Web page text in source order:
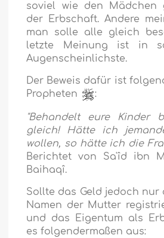
soviel wie den Mädchen
der Erbschaft. Andere
man solle alle gleich
letzte Meinung ist in
Augenscheinlichste.
Der Beweis dafür ist
Propheten
:
"Behandelt eure Kinder
gleich! Hätte ich
wollen, so hätte ich die
Berichtet von Sa'îd ibn
Baihaqî.
Sollte das Geld jedoch
Namen der Mutter
und das Eigentum als
es folgendermaßen aus: